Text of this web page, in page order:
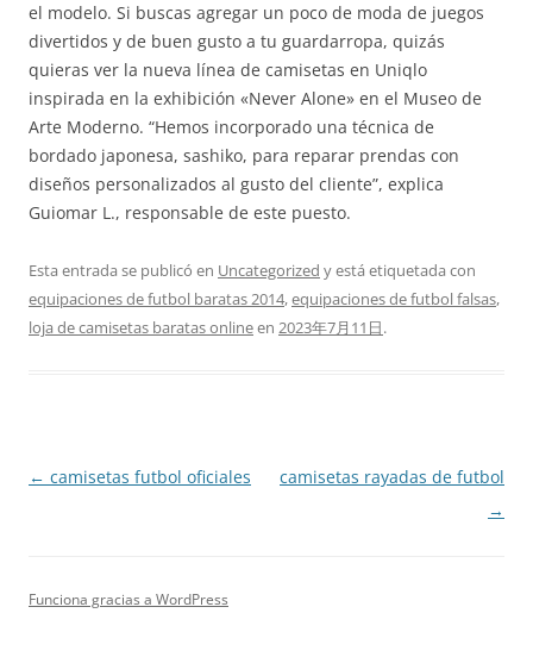
el modelo. Si buscas agregar un poco de moda de juegos
divertidos y de buen gusto a tu guardarropa, quizás
quieras ver la nueva línea de camisetas en Uniqlo
inspirada en la exhibición «Never Alone» en el Museo de
Arte Moderno. “Hemos incorporado una técnica de
bordado japonesa, sashiko, para reparar prendas con
diseños personalizados al gusto del cliente”, explica
Guiomar L., responsable de este puesto.
Esta entrada se publicó en Uncategorized y está etiquetada con
equipaciones de futbol baratas 2014,equipaciones de futbol falsas,
loja de camisetas baratas onlineen 2023年7月11日.
Navegación
← camisetas futbol oficiales
camisetas rayadas de futbol
→
Funciona gracias a WordPress